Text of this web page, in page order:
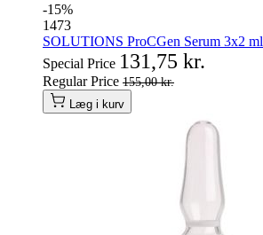
-15%
1473
SOLUTIONS ProCGen Serum 3x2 ml
Special Price 131,75 kr.
Regular Price 155,00 kr.
Læg i kurv